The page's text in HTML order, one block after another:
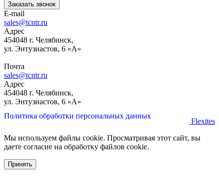
Заказать звонок
E-mail
sales@tcntr.ru
Адрес
454048 г. Челябинск,
ул. Энтузиастов, 6 «А»
Почта
sales@tcntr.ru
Адрес
454048 г. Челябинск,
ул. Энтузиастов, 6 «А»
Политика обработки персональных данных
Flexites
Мы используем файлы cookie. Просматривая этот сайт, вы
даете согласие на обработку файлов cookie.
Принять